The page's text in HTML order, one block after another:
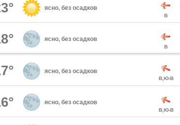
ясно, без осадков
В
ясно, без осадков
В
ясно, без осадков
В,Ю-В
ясно, без осадков
В,Ю-В